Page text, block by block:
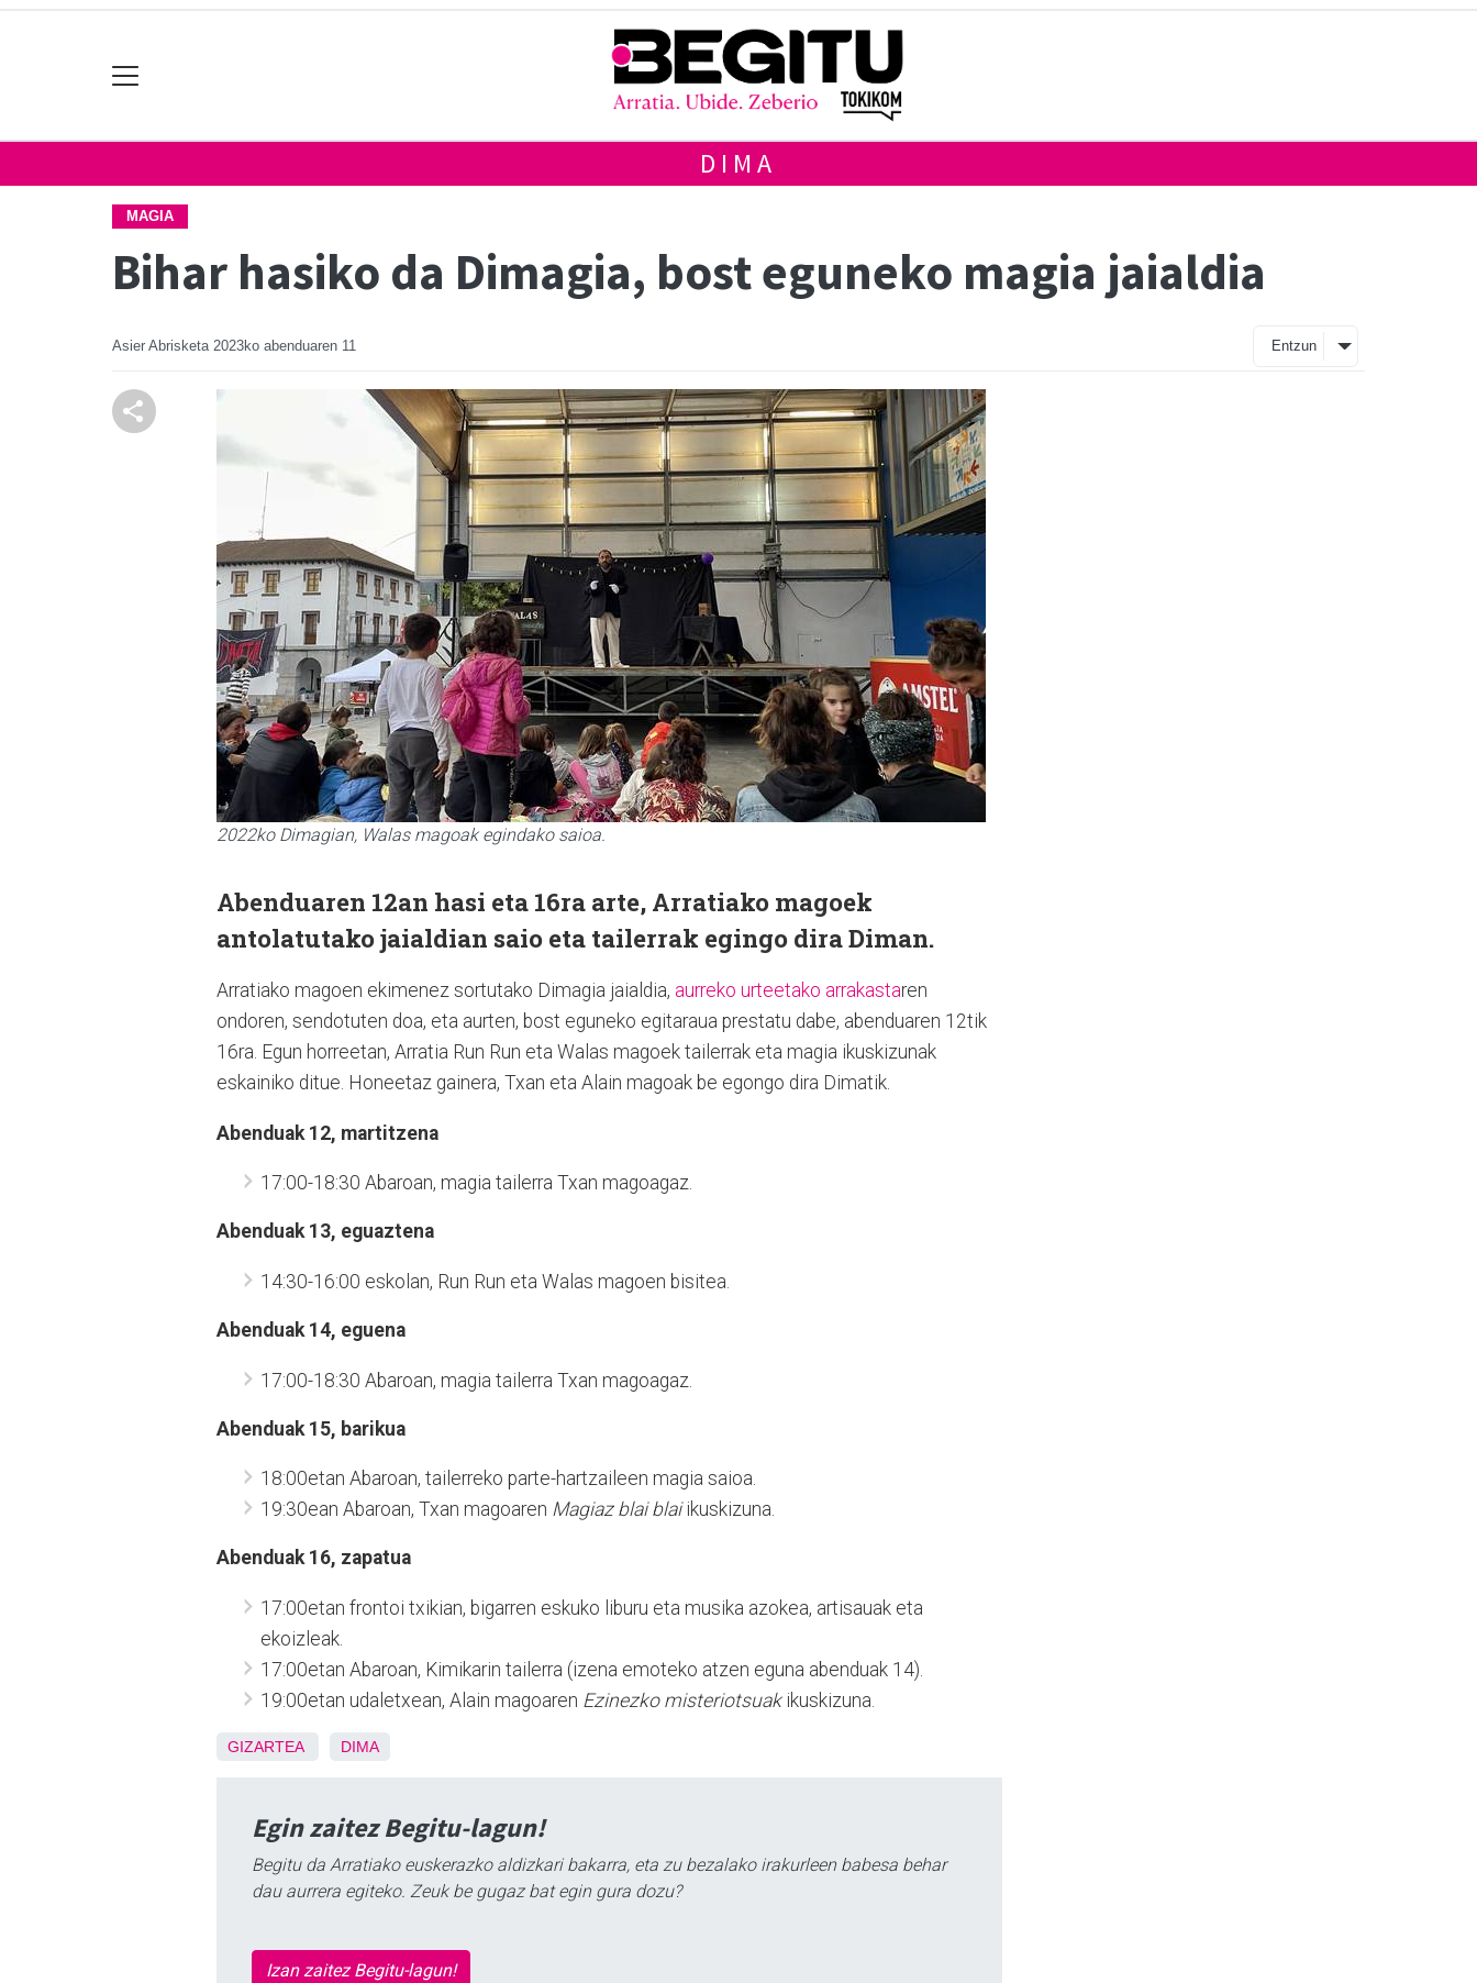
DIMA
MAGIA
Bihar hasiko da Dimagia, bost eguneko magia jaialdia
Asier Abrisketa 2023ko abenduaren 11 Entzun
2022ko Dimagian, Walas magoak egindako saioa.
Abenduaren 12an hasi eta 16ra arte, Arratiako magoek
antolatutako jaialdian saio eta tailerrak egingo dira Diman.
Arratiako magoen ekimenez sortutako Dimagia jaialdia, aurreko urteetako arrakastaren
ondoren, sendotuten doa, eta aurten, bost eguneko egitaraua prestatu dabe, abenduaren 12tik
16ra. Egun horreetan, Arratia Run Run eta Walas magoek tailerrak eta magia ikuskizunak
eskainiko ditue. Honeetaz gainera, Txan eta Alain magoak be egongo dira Dimatik.
Abenduak 12, martitzena
17:00-18:30 Abaroan, magia tailerra Txan magoagaz.
Abenduak 13, eguaztena
14:30-16:00 eskolan, Run Run eta Walas magoen bisitea.
Abenduak 14, eguena
17:00-18:30 Abaroan, magia tailerra Txan magoagaz.
Abenduak 15, barikua
18:00etan Abaroan, tailerreko parte-hartzaileen magia saioa.
19:30ean Abaroan, Txan magoaren Magiaz blai blaiikuskizuna.
Abenduak 16, zapatua
17:00etan frontoi txikian, bigarren eskuko liburu eta musika azokea, artisauak eta
ekoizleak.
17:00etan Abaroan, Kimikarin tailerra (izena emoteko atzen eguna abenduak 14).
19:00etan udaletxean, Alain magoaren Ezinezko misteriotsuakikuskizuna.
GIZARTEA DIMA
Egin zaitez Begitu-lagun!
Begitu da Arratiako euskerazko aldizkari bakarra, eta zu bezalako irakurleen babesa behar
dau aurrera egiteko. Zeuk be gugaz bat egin gura dozu?
Izan zaitez Begitu-lagun!